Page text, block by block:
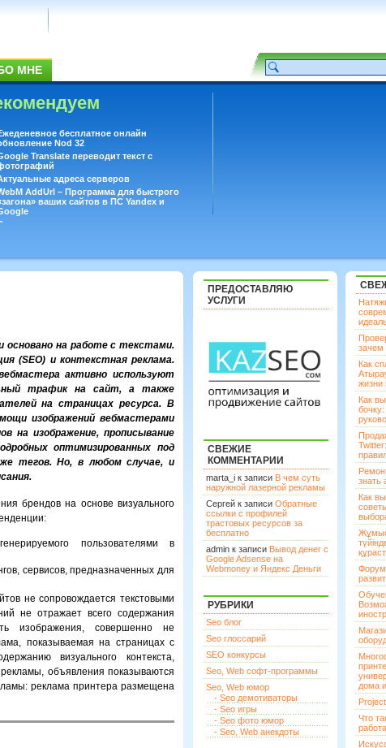
МНЕ
бесплатное онлайн
Nod 32
Translate переводит текст с
адреса серверов
AddUrl – Программа для быстрого
ваших сайтов в ПС Yandex и
вопросы, на которые не может
основано на работе с текстами.
(SEO) и контекстная реклама.
активно используют
трафик на сайт, а также
на страницах ресурса. В
изображений вебмастерами
на изображение, прописывание
оптимизированных под
тегов. Но, в любом случае, и
брендов на основе визуального
пользователями в
сервисов, предназначенных для
не сопровождается текстовыми
не отражает всего содержания
изображения, совершенно не
показываемая на страницах с
визуального контекста,
объявления показываются
реклама принтера размещена
ПРЕДОСТАВЛЯЮ
УСЛУГИ
СВЕЖИЕ
КОММЕНТАРИИ
marta_i к записи В чем суть
наружной лазерной рекламы
Сергей к записи Обратные
ссылки с профилей
трастовых ресурсов за
бесплатно
admin к записи Вывод денег с
Google Adsense на
Webmoney и Яндекс Деньги
РУБРИКИ
Seo блог
Seo глоссарий
SEO конкурсы
Seo, Web софт-программы
Seo, Web юмор
- Seo демотиваторы
- Seo игры
- Seo фото юмор
- Seo, Web анекдоты
зачем
Как
жизни
Как
бочку:
знать
Как
Форум
дома
Что